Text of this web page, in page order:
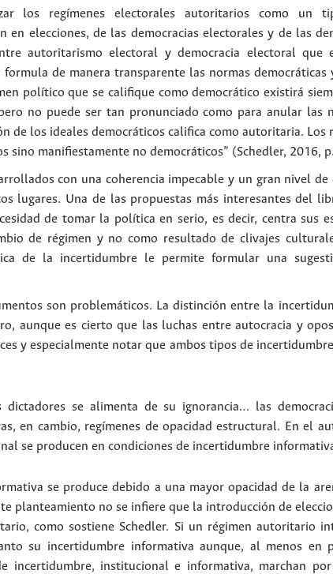
los regímenes electorales autoritarios como un
en elecciones, de las democracias electorales y de las
autoritarismo electoral y democracia electoral que
de manera transparente las normas
político que se califique como democrático existirá
no puede ser tan pronunciado como para anular las
de los ideales democráticos califica como autoritaria.
sino manifiestamente no democráticos” (Schedler, 2016,
con una coherencia impecable y un gran nivel
lugares. Una de las propuestas más interesantes del
de tomar la política en serio, es decir, centra sus
de régimen y no como resultado de clivajes
de la incertidumbre le permite formular una
son problemáticos. La distinción entre la
aunque es cierto que las luchas entre autocracia y
y especialmente notar que ambos tipos de
se alimenta de su ignorancia… las
en cambio, regímenes de opacidad estructural. En el
se producen en condiciones de incertidumbre
se produce debido a una mayor opacidad de la
planteamiento no se infiere que la introducción de
como sostiene Schedler. Si un régimen autoritario
su incertidumbre informativa aunque, al menos en
incertidumbre, institucional e informativa, marchan